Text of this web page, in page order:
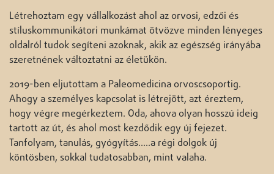
Létrehoztam egy vállalkozást ahol az orvosi, edzői és
stíluskommunikátori munkámat ötvözve minden lényeges
oldalról tudok segíteni azoknak, akik az egészség irányába
szeretnének változtatni az életükön.
2019-ben eljutottam a Paleomedicina orvoscsoportig.
Ahogy a személyes kapcsolat is létrejött, azt éreztem,
hogy végre megérkeztem. Oda, ahova olyan hosszú ideig
tartott az út, és ahol most kezdődik egy új fejezet.
Tanfolyam, tanulás, gyógyítás…..a régi dolgok új
köntösben, sokkal tudatosabban, mint valaha.